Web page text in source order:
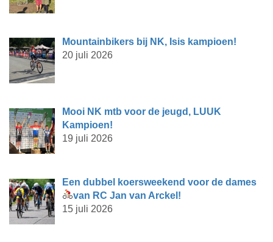
Mountainbikers bij NK, Isis kampioen!
20 juli 2026
Mooi NK mtb voor de jeugd, LUUK
Kampioen!
19 juli 2026
Een dubbel koersweekend voor de dames
van RC Jan van Arckel!
15 juli 2026